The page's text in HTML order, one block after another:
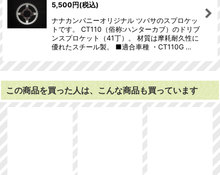
5,500円(税込)
ナナカンパニーオリジナル ツバサのスプロケッ
トです。 CT110（俗称:ハンターカブ）のドリブ
ンスプロケット（41丁）。 材質は摩耗耐久性に
優れたスチール製。 ■適合車種 ・CT110G …
この商品を買った人は、こんな商品も買っています